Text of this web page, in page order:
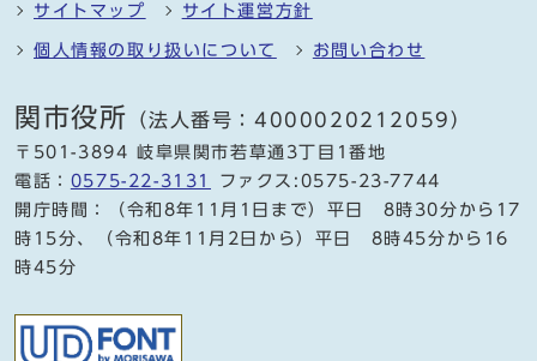
サイトマップ サイト運営方針
個人情報の取り扱いについて お問い合わせ
関市役所 （法人番号：4000020212059）
〒501-3894 岐阜県関市若草通3丁目1番地
電話： 0575-22-3131
ファクス:0575-23-7744
開庁時間：（令和8年11月1日まで）平日 8時30分から17
時15分、（令和8年11月2日から）平日 8時45分から16
時45分